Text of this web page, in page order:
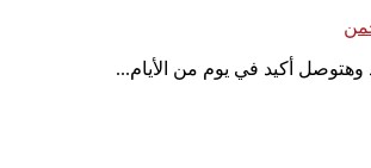
أكيد في يوم من الأيام...